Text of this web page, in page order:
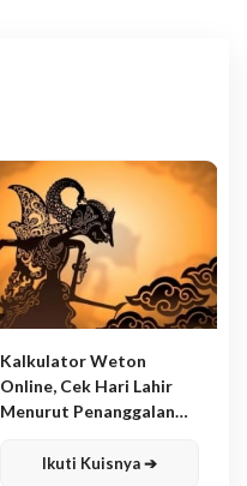
Kalkulator Weton
Online, Cek Hari Lahir
Menurut Penanggalan
Ikuti Kuisnya ➔